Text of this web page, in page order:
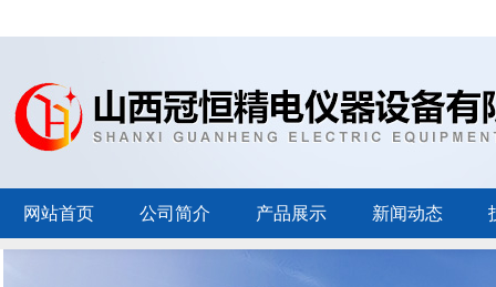
网站首页 公司简介 产品展示 新闻动态